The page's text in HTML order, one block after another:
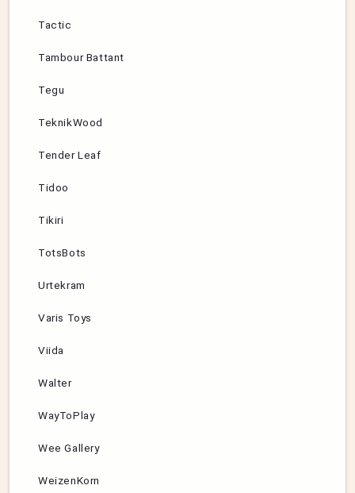
Tactic
Tambour Battant
Tegu
TeknikWood
Tender Leaf
Tidoo
Tikiri
TotsBots
Urtekram
Varis Toys
Viida
Walter
WayToPlay
Wee Gallery
WeizenKorn